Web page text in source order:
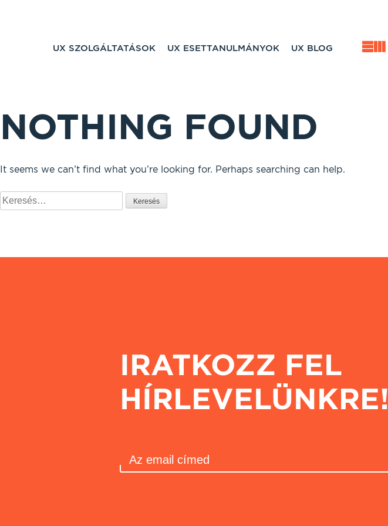
UX SZOLGÁLTATÁSOK UX ESETTANULMÁNYOK UX BLOG
NOTHING FOUND
It seems we can’t find what you’re looking for. Perhaps searching can help.
Keresés:
IRATKOZZ FEL
HÍRLEVELÜNKRE!